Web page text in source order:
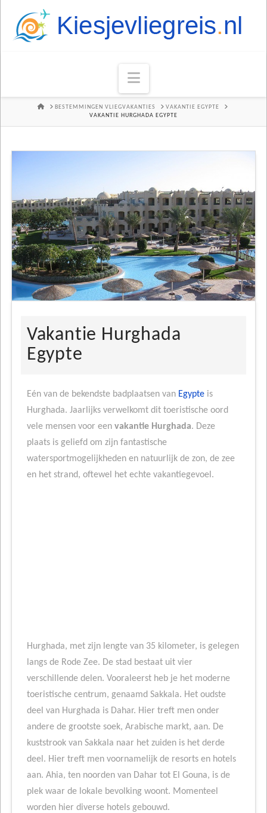
Navigation
HOMEBESTEMMINGEN VLIEGVAKANTIES
VAKANTIE EGYPTE
VAKANTIE HURGHADA EGYPTE
Vakantie Hurghada
Egypte
Eén van de bekendste badplaatsen van Egypteis
Hurghada. Jaarlijks verwelkomt dit toeristische oord
vele mensen voor een vakantie Hurghada. Deze
plaats is geliefd om zijn fantastische
watersportmogelijkheden en natuurlijk de zon, de zee
en het strand, oftewel het echte vakantiegevoel.
Hurghada, met zijn lengte van 35 kilometer, is gelegen
langs de Rode Zee. De stad bestaat uit vier
verschillende delen. Vooraleerst heb je het moderne
toeristische centrum, genaamd Sakkala. Het oudste
deel van Hurghada is Dahar. Hier treft men onder
andere de grootste soek, Arabische markt, aan. De
kuststrook van Sakkala naar het zuiden is het derde
deel. Hier treft men voornamelijk de resorts en hotels
aan. Ahia, ten noorden van Dahar tot El Gouna, is de
plek waar de lokale bevolking woont. Momenteel
worden hier diverse hotels gebouwd.